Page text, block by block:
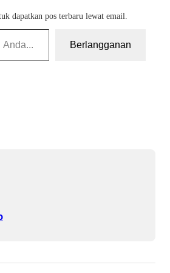
dapatkan pos terbaru lewat email.
Berlangganan